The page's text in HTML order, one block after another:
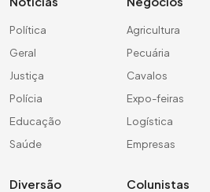
Política
Geral
Justiça
Polícia
Educação
Saúde
Agricultura
Pecuária
Cavalos
Expo-feiras
Logística
Empresas
Diversão Colunistas